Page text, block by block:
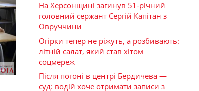
На Херсонщині загинув 51-річний
головний сержант Сергій Капітан з
Овруччини
Огірки тепер не ріжуть, а розбивають:
літній салат, який став хітом
соцмереж
Після погоні в центрі Бердичева —
суд: водій хоче отримати записи з